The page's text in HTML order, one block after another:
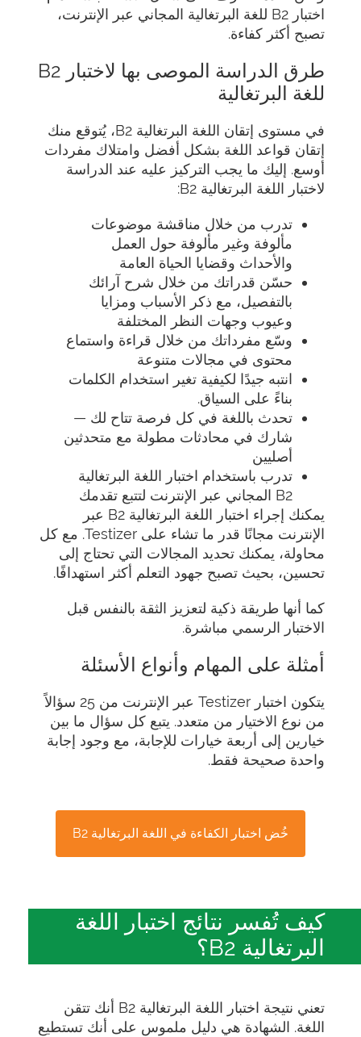
اختبار B2 للغة البرتغالية المجاني عبر الإنترنت،
تصبح أكثر كفاءة.
طرق الدراسة الموصى بها لاختبار B2
للغة البرتغالية
في مستوى إتقان اللغة البرتغالية B2، يُتوقع منك
إتقان قواعد اللغة بشكل أفضل وامتلاك مفردات
أوسع. إليك ما يجب التركيز عليه عند الدراسة
لاختبار اللغة البرتغالية B2:
تدرب من خلال مناقشة موضوعات
مألوفة وغير مألوفة حول العمل
والأحداث وقضايا الحياة العامة
حسّن قدراتك من خلال شرح آرائك
بالتفصيل، مع ذكر الأسباب ومزايا
وعيوب وجهات النظر المختلفة
وسّع مفرداتك من خلال قراءة واستماع
محتوى في مجالات متنوعة
انتبه جيدًا لكيفية تغير استخدام الكلمات
بناءً على السياق.
تحدث باللغة في كل فرصة تتاح لك —
شارك في محادثات مطولة مع متحدثين
أصليين
تدرب باستخدام اختبار اللغة البرتغالية
B2 المجاني عبر الإنترنت لتتبع تقدمك
يمكنك إجراء اختبار اللغة البرتغالية B2 عبر
الإنترنت مجانًا قدر ما تشاء على Testizer. مع كل
محاولة، يمكنك تحديد المجالات التي تحتاج إلى
تحسين، بحيث تصبح جهود التعلم أكثر استهدافًا.
كما أنها طريقة ذكية لتعزيز الثقة بالنفس قبل
الاختبار الرسمي مباشرة.
أمثلة على المهام وأنواع الأسئلة
يتكون اختبار Testizer عبر الإنترنت من 25 سؤالاً
من نوع الاختيار من متعدد. يتبع كل سؤال ما بين
خيارين إلى أربعة خيارات للإجابة، مع وجود إجابة
واحدة صحيحة فقط.
خُض اختبار الكفاءة في اللغة البرتغالية B2
كيف تُفسر نتائج اختبار اللغة
البرتغالية B2؟
تعني نتيجة اختبار اللغة البرتغالية B2 أنك تتقن
اللغة. الشهادة هي دليل ملموس على أنك تستطيع